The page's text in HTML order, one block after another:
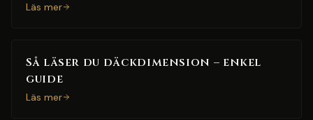
Läs mer
Så läser du däckdimension – enkel
guide
Läs mer